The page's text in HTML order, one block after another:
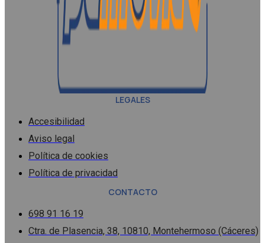
LEGALES
Accesibilidad
Aviso legal
Política de cookies
Política de privacidad
CONTACTO
698 91 16 19
Ctra. de Plasencia, 38, 10810, Montehermoso (Cáceres)